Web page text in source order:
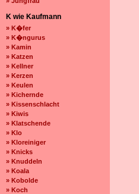
K wie Kaufmann
» K�fer
» K�ngurus
» Kamin
» Katzen
» Kellner
» Kerzen
» Keulen
» Kichernde
» Kissenschlacht
» Kiwis
» Klatschende
» Klo
» Kloreiniger
» Knicks
» Knuddeln
» Koala
» Kobolde
» Koch